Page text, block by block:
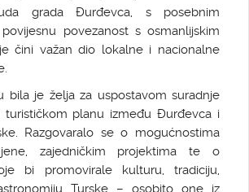
grada Đurđevca, s posebnim
povezanost s osmanlijskim
čini važan dio lokalne i nacionalne
bila je želja za uspostavom suradnje
planu između Đurđevca i
Razgovaralo se o mogućnostima
zajedničkim projektima te o
bi promovirale kulturu, tradiciju,
Turske – osobito one iz